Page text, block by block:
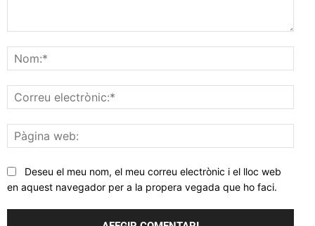
web:
Deseu el meu nom, el meu correu electrònic i el lloc web
en aquest navegador per a la propera vegada que ho faci.